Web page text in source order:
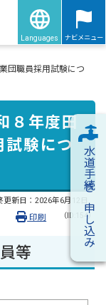
Languages ナビメニュー
水道手続き申し込み
団職員採用試験につ
８年度田
験につ
更新日： 2026年6月12日
（ID:154）
印刷
等